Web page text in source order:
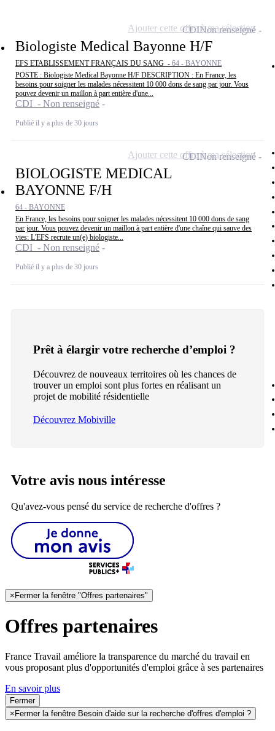
Biologiste Medical Bayonne H/F
EFS ETABLISSEMENT FRANÇAIS DU SANG - 64 - BAYONNE
POSTE : Biologiste Medical Bayonne H/F DESCRIPTION : En France, les
besoins pour soigner les malades nécessitent 10 000 dons de sang par jour. Vous
pouvez devenir un maillon à part entière d'une...
CDI - Non renseigné
Publié il y a plus de 30 jours
CDINon renseigné
Ajouter cette offre à ma sélection
BIOLOGISTE MEDICAL
BAYONNE F/H
64 - BAYONNE
En France, les besoins pour soigner les malades nécessitent 10 000 dons de sang
par jour. Vous pouvez devenir un maillon à part entière d'une chaîne qui sauve des
vies: L'EFS recrute un(e) biologiste...
CDI - Non renseigné
Publié il y a plus de 30 jours
CDINon renseigné
Ajouter cette offre à ma sélection
Prêt à élargir votre recherche d’emploi ?
Découvrez de nouveaux territoires où les chances de
trouver un emploi sont plus fortes en réalisant un
projet de mobilité résidentielle
Découvrez Mobiville
Votre avis nous intéresse
Qu'avez-vous pensé du service de recherche d'offres ?
× Fermer la fenêtre "Offres partenaires"
Offres partenaires
France Travail améliore la transparence du marché du travail en
vous proposant plus d'opportunités d'emploi grâce à ses partenaires
En savoir plus
Fermer
× Fermer la fenêtre Besoin d'aide sur la recherche d'offres d'emploi ?